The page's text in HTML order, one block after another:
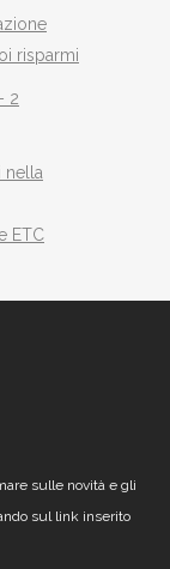
risparmi
2
nella
ETC
sulle novità e gli
sul link inserito